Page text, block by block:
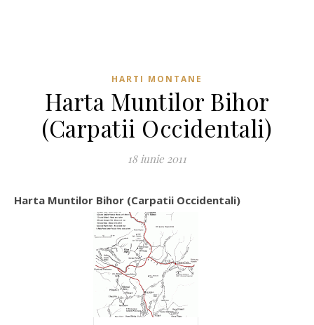
HARTI MONTANE
Harta Muntilor Bihor
(Carpatii Occidentali)
18 iunie 2011
Harta Muntilor Bihor (Carpatii Occidentali)